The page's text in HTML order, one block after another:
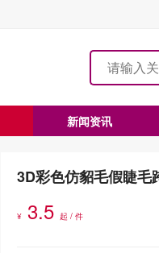
新闻资讯
3D彩色仿貂毛假睫毛
¥ 3.5起 / 件